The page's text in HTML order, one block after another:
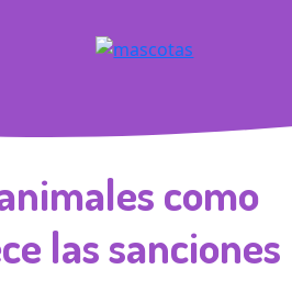
como
las sanciones